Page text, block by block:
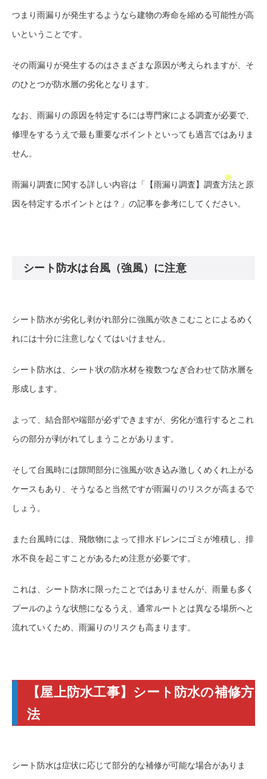
つまり雨漏りが発生するようなら建物の寿命を縮める可能性が高
いということです。
その雨漏りが発生するのはさまざまな原因が考えられますが、そ
のひとつが防水層の劣化となります。
なお、雨漏りの原因を特定するには専門家による調査が必要で、
修理をするうえで最も重要なポイントといっても過言ではありま
せん。
雨漏り調査に関する詳しい内容は 「【雨漏り調査】調査方法と原
因を特定するポイントとは？」 の記事を参考にしてください。
シート防水は台風（強風）に注意
シート防水が劣化し剥がれ部分に強風が吹きこむことによるめく
れには十分に注意しなくてはいけません。
シート防水は、シート状の防水材を複数つなぎ合わせて防水層を
形成します。
よって、結合部や端部が必ずできますが、劣化が進行するとこれ
らの部分が剥がれてしまうことがあります。
そして台風時には隙間部分に強風が吹き込み激しくめくれ上がる
ケースもあり、そうなると当然ですが雨漏りのリスクが高まるで
しょう。
また台風時には、飛散物によって排水ドレンにゴミが堆積し、排
水不良を起こすことがあるため注意が必要です。
これは、シート防水に限ったことではありませんが、雨量も多く
プールのような状態になるうえ、通常ルートとは異なる場所へと
流れていくため、雨漏りのリスクも高まります。
【屋上防水工事】シート防水の補修方
法
シート防水は症状に応じて部分的な補修が可能な場合がありま